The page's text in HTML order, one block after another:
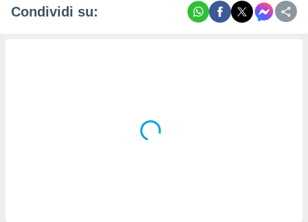
Condividi su: